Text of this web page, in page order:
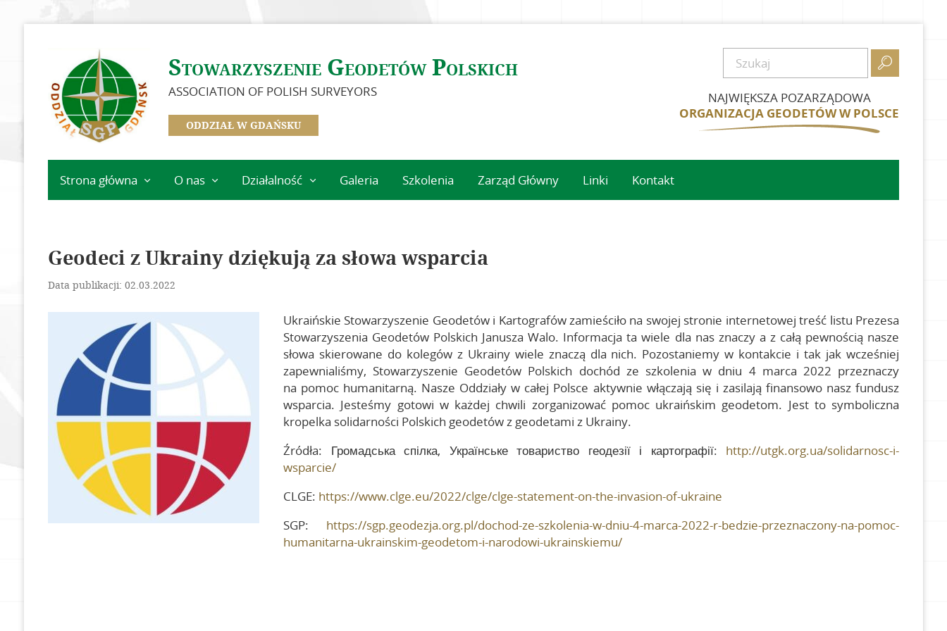
Stowarzyszenie Geodetów Polskich
ASSOCIATION OF POLISH SURVEYORS
ODDZIAŁ W GDAŃSKU

NAJWIĘKSZA POZARZĄDOWA
ORGANIZACJA GEODETÓW W POLSCE
Strona główna O nas
Historia Oddziału
Idea i cele
Dokumenty
Zostań członkiem
Składki
Działalność
Kalendarz
Galeria Szkolenia Zarząd Główny Linki Kontakt
Geodeci z Ukrainy dziękują za słowa wsparcia
Data publikacji: 02.03.2022
Ukraińskie Stowarzyszenie Geodetów i Kartografów zamieściło na swojej stronie internetowej treść listu Prezesa
Stowarzyszenia Geodetów Polskich Janusza Walo. Informacja ta wiele dla nas znaczy a z całą pewnością nasze
słowa skierowane do kolegów z Ukrainy wiele znaczą dla nich. Pozostaniemy w kontakcie i tak jak wcześniej
zapewnialiśmy, Stowarzyszenie Geodetów Polskich dochód ze szkolenia w dniu 4 marca 2022 przeznaczy
na pomoc humanitarną. Nasze Oddziały w całej Polsce aktywnie włączają się i zasilają finansowo nasz fundusz
wsparcia. Jesteśmy gotowi w każdej chwili zorganizować pomoc ukraińskim geodetom. Jest to symboliczna
kropelka solidarności Polskich geodetów z geodetami z Ukrainy.
Źródła: Громадська спілка, Українське товариство геодезії і картографії: http://utgk.org.ua/solidarnosc-i-
wsparcie/
CLGE: https://www.clge.eu/2022/clge/clge-statement-on-the-invasion-of-ukraine
SGP: https://sgp.geodezja.org.pl/dochod-ze-szkolenia-w-dniu-4-marca-2022-r-bedzie-przeznaczony-na-pomoc-
humanitarna-ukrainskim-geodetom-i-narodowi-ukrainskiemu/